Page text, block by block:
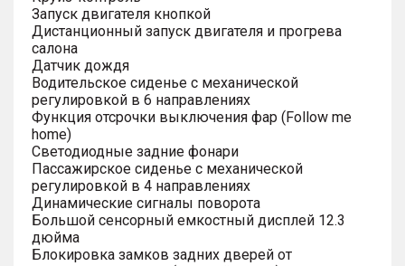
Запуск двигателя кнопкой
Дистанционный запуск двигателя и прогрева
салона
Датчик дождя
Водительское сиденье с механической
регулировкой в 6 направлениях
Функция отсрочки выключения фар (Follow me
home)
Светодиодные задние фонари
Пассажирское сиденье с механической
регулировкой в 4 направлениях
Динамические сигналы поворота
Большой сенсорный емкостный дисплей 12.3
дюйма
Блокировка замков задних дверей от